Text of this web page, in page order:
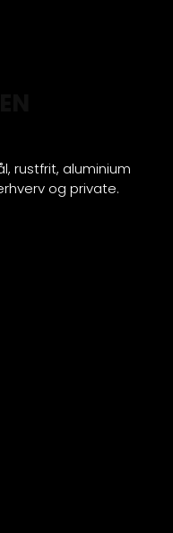
rustfrit, aluminium
og private.